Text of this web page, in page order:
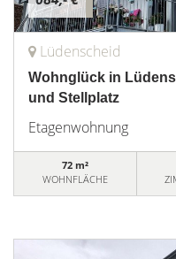
Lüdenscheid
Wohnglück in
und Stellplatz
Etagenwohnung
72 m²
WOHNFLÄCHE